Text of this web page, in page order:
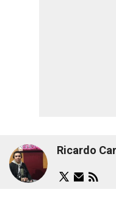
Ricardo